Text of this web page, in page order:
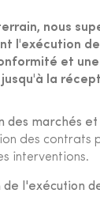
nous
l'exécution
et
la
des marchés
des contrats
interventions.
de l'exécution